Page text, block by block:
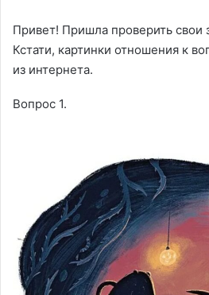
Привет! Пришла проверить свои
Кстати, картинки отношения к
из интернета.
Вопрос 1.